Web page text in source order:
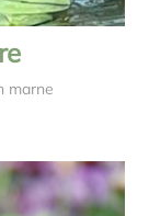
marne